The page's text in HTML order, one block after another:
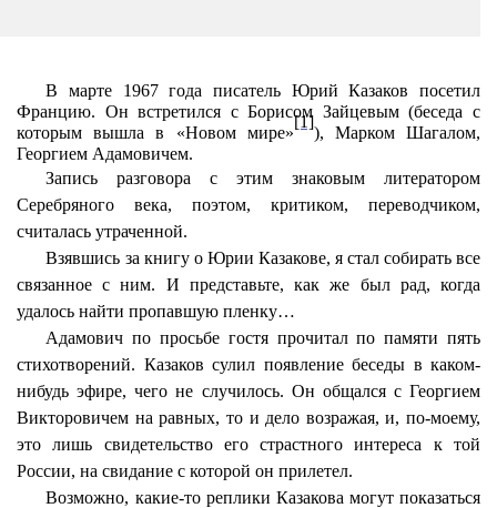
В марте 1967 года писатель Юрий Казаков посетил
Францию. Он встретился с Борисом Зайцевым (беседа с
которым вышла в «Новом мире»
[1]
), Марком Шагалом,
Георгием Адамовичем.
Запись разговора с этим знаковым литератором
Серебряного века, поэтом, критиком, переводчиком,
считалась утраченной.
Взявшись за книгу о Юрии Казакове, я стал собирать все
связанное с ним. И представьте, как же был рад, когда
удалось найти пропавшую пленку…
Адамович по просьбе гостя прочитал по памяти пять
стихотворений. Казаков сулил появление беседы в каком-
нибудь эфире, чего не случилось. Он общался с Георгием
Викторовичем на равных, то и дело возражая, и, по-моему,
это лишь свидетельство его страстного интереса к той
России, на свидание с которой он прилетел.
Возможно, какие-то реплики Казакова могут показаться